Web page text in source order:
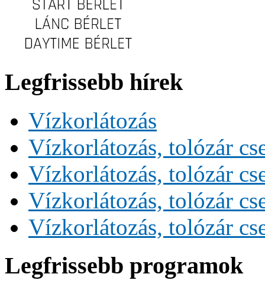
Legfrissebb hírek
Vízkorlátozás
Vízkorlátozás, tolózár
Vízkorlátozás, tolózár
Vízkorlátozás, tolózár
Vízkorlátozás, tolózár
Legfrissebb programok